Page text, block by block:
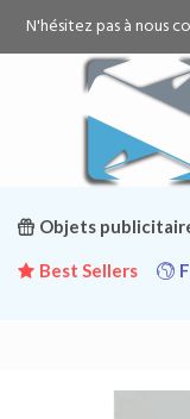
N'hésitez pas à nous
Objets
Best Sellers